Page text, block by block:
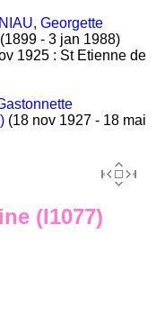
Georgette
- 3 jan 1988)
1925 : St Etienne de
(18 nov 1927 - 18 mai
(I1077)